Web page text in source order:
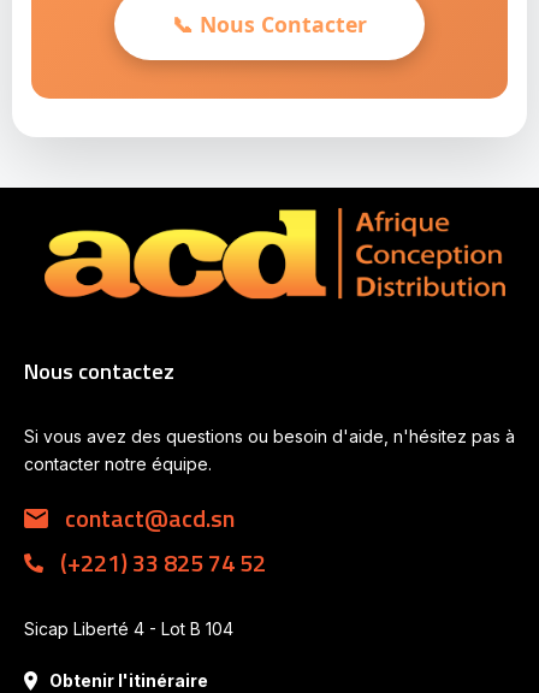
📞 Nous Contacter
Nous contactez
Si vous avez des questions ou besoin d'aide, n'hésitez pas à
contacter notre équipe.
contact@acd.sn
(+221) 33 825 74 52
Sicap Liberté 4 - Lot B 104
Obtenir l'itinéraire